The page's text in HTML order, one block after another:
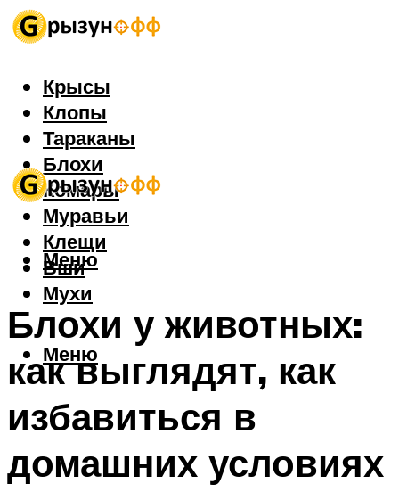
Крысы
Клопы
Тараканы
Блохи
Комары
Муравьи
Клещи
Вши
Мухи
Меню
Меню
Блохи у животных:
как выглядят, как
избавиться в
домашних условиях